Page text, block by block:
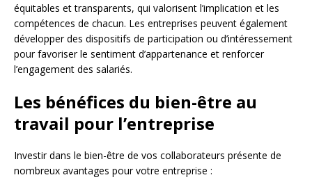
équitables et transparents, qui valorisent l’implication et les
compétences de chacun. Les entreprises peuvent également
développer des dispositifs de participation ou d’intéressement
pour favoriser le sentiment d’appartenance et renforcer
l’engagement des salariés.
Les bénéfices du bien-être au
travail pour l’entreprise
Investir dans le bien-être de vos collaborateurs présente de
nombreux avantages pour votre entreprise :